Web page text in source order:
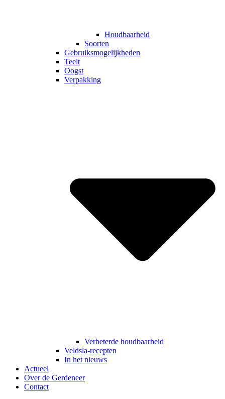
Houdbaarheid
Soorten
Gebruiksmogelijkheden
Teelt
Oogst
Verpakking
Verbeterde houdbaarheid
Veldsla-recepten
In het nieuws
Actueel
Over de Gerdeneer
Contact